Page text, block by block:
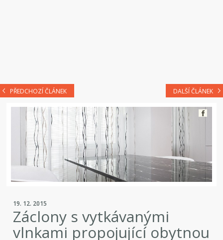
PŘEDCHOZÍ ČLÁNEK DALŠÍ ČLÁNEK
19. 12. 2015
Záclony s vytkávanými
vlnkami propojující obytnou